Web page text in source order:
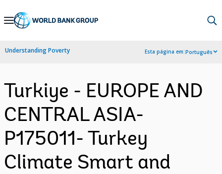
Skip
Navigation
Understanding Poverty Esta página em:Português
Turkiye - EUROPE AND
CENTRAL ASIA-
P175011- Turkey
Climate Smart and